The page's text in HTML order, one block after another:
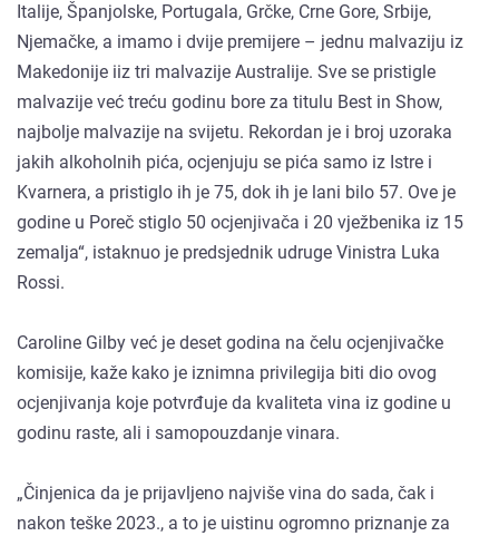
Italije, Španjolske, Portugala, Grčke, Crne Gore, Srbije,
Njemačke, a imamo i dvije premijere – jednu malvaziju iz
Makedonije iiz tri malvazije Australije. Sve se pristigle
malvazije već treću godinu bore za titulu Best in Show,
najbolje malvazije na svijetu. Rekordan je i broj uzoraka
jakih alkoholnih pića, ocjenjuju se pića samo iz Istre i
Kvarnera, a pristiglo ih je 75, dok ih je lani bilo 57. Ove je
godine u Poreč stiglo 50 ocjenjivača i 20 vježbenika iz 15
zemalja“, istaknuo je predsjednik udruge Vinistra Luka
Rossi.
Caroline Gilby već je deset godina na čelu ocjenjivačke
komisije, kaže kako je iznimna privilegija biti dio ovog
ocjenjivanja koje potvrđuje da kvaliteta vina iz godine u
godinu raste, ali i samopouzdanje vinara.
„Činjenica da je prijavljeno najviše vina do sada, čak i
nakon teške 2023., a to je uistinu ogromno priznanje za